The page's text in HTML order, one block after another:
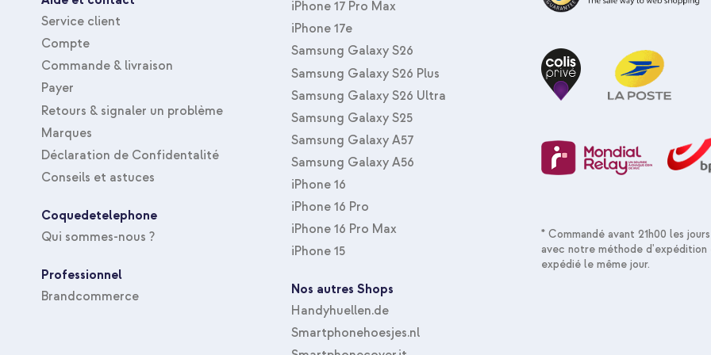
Service client
Compte
Commande & livraison
Payer
Retours & signaler un problème
Marques
Déclaration de Confidentalité
Conseils et astuces
Coquedetelephone
Qui sommes-nous ?
Professionnel
Brandcommerce
iPhone 17 Pro Max
iPhone 17e
Samsung Galaxy S26
Samsung Galaxy S26 Plus
Samsung Galaxy S26 Ultra
Samsung Galaxy S25
Samsung Galaxy A57
Samsung Galaxy A56
iPhone 16
iPhone 16 Pro
iPhone 16 Pro Max
iPhone 15
Nos autres Shops
Handyhuellen.de
Smartphonehoesjes.nl
* Commandé avant 21h00 les
avec notre méthode d'expédition
expédié le même jour.